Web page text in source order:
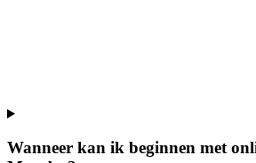
Wanneer kan ik beginnen met